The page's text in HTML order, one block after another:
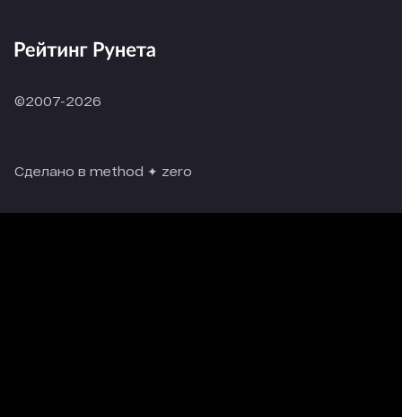
©2007-2026
Сделано в method ✦ zero